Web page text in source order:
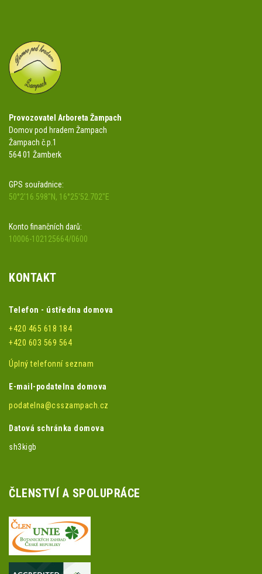
Provozovatel Arboreta Žampach
Domov pod hradem Žampach
Žampach č.p.1
564 01 Žamberk
GPS souřadnice:
50°2'16.598"N, 16°25'52.702"E
Konto finančních darů:
10006-102125664/0600
KONTAKT
Telefon - ústředna domova
+420 465 618 184
+420 603 569 564
Úplný telefonní seznam
E-mail-podatelna domova
podatelna@csszampach.cz
Datová schránka domova
sh3kigb
ČLENSTVÍ A SPOLUPRÁCE